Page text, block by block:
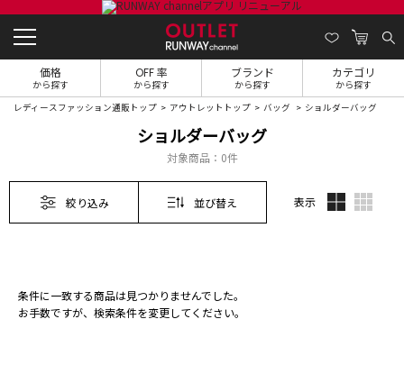
価格
から探す
OFF 率
から探す
ブランド
から探す
カテゴリ
から探す
レディースファッション通販トップ アウトレットトップ バッグ ショルダーバッグ
ショルダーバッグ
対象商品： 0件
絞り込み 並び替え 表示
条件に一致する商品は見つかりませんでした。
お手数ですが、検索条件を変更してください。